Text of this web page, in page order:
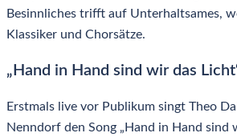
Besinnliches trifft auf Unterhaltsames,
Klassiker und Chorsätze.
„Hand in Hand sind wir das
Erstmals live vor Publikum singt Theo
Nenndorf den Song „Hand in Hand sind